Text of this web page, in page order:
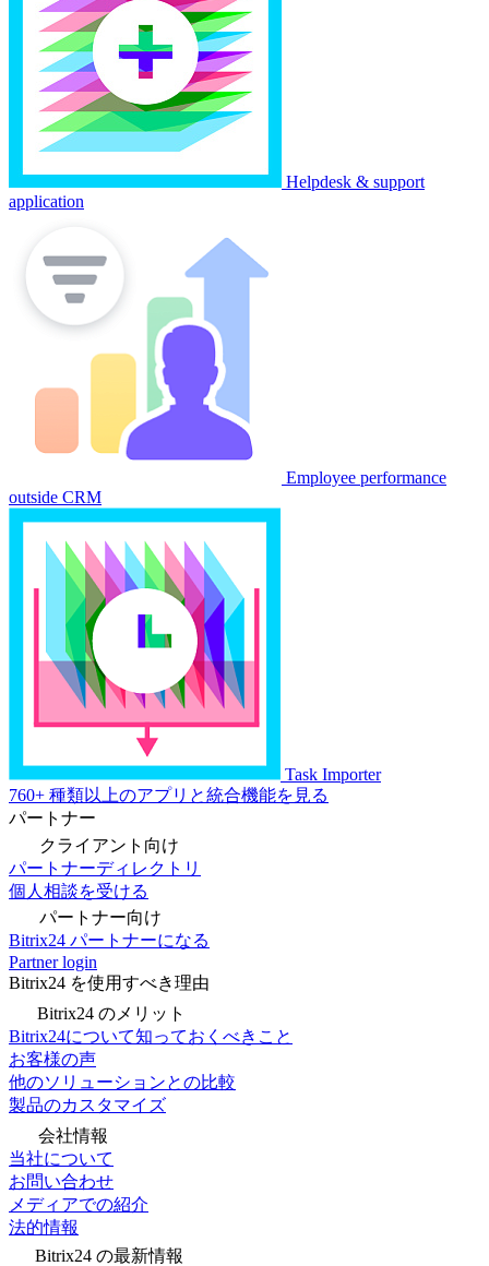
Helpdesk & support
application
Employee performance
outside CRM
Task Importer
760+ 種類以上のアプリと統合機能を見る
パートナー
クライアント向け
パートナーディレクトリ
個人相談を受ける
パートナー向け
Bitrix24 パートナーになる
Partner login
Bitrix24 を使用すべき理由
Bitrix24 のメリット
Bitrix24について知っておくべきこと
お客様の声
他のソリューションとの比較
製品のカスタマイズ
会社情報
当社について
お問い合わせ
メディアでの紹介
法的情報
Bitrix24 の最新情報